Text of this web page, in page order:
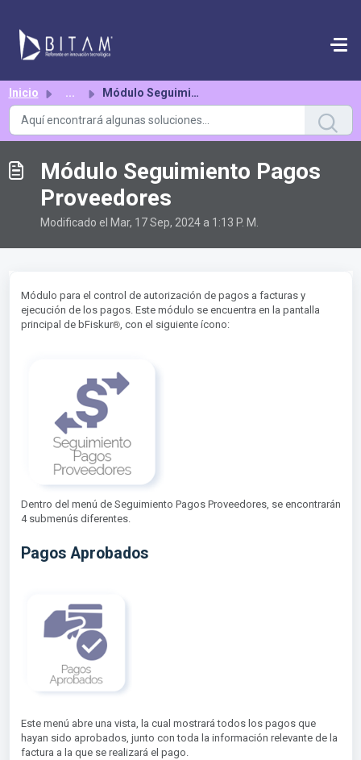
Inicio ... Módulo Seguimiento Pagos Proveedores
Módulo Seguimiento Pagos
Proveedores
Modificado el Mar, 17 Sep, 2024 a 1:13 P. M.
Módulo para el control de autorización de pagos a facturas y
ejecución de los pagos. Este módulo se encuentra en la pantalla
principal de bFiskur®︎, con el siguiente ícono:
Dentro del menú de Seguimiento Pagos Proveedores, se encontrarán
4 submenús diferentes.
Pagos Aprobados
Este menú abre una vista, la cual mostrará todos los pagos que
hayan sido aprobados, junto con toda la información relevante de la
factura a la que se realizará el pago.